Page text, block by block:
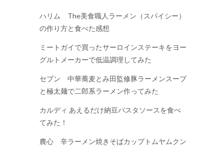
ハリム The美食職人ラーメン（スパイシー）
の作り方と食べた感想
ミートガイで買ったサーロインステーキをヨー
グルトメーカーで低温調理してみた
セブン 中華蕎麦とみ田監修豚ラーメンスープ
と極太麺で二郎系ラーメン作ってみた
カルディ あえるだけ納豆パスタソースを食べ
てみた！
農心 辛ラーメン焼きそばカップトムヤムクン